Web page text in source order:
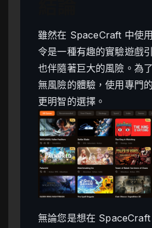
雖然在 SpaceCraft 中使
令是一種有趣的實驗遊戲
也伴隨著巨大的風險。為
無風險的體驗，使用專門
更明智的選擇。
無論您是想在 SpaceCraft